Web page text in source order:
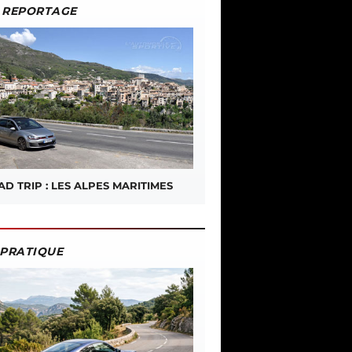
TRIP : LES ALPES MARITIMES